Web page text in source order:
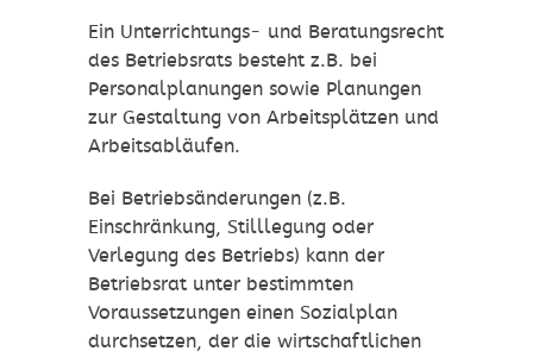
Ein Unterrichtungs- und Beratungsrecht
des Betriebsrats besteht z.B. bei
Personalplanungen sowie Planungen
zur Gestaltung von Arbeitsplätzen und
Arbeitsabläufen.
Bei Betriebsänderungen (z.B.
Einschränkung, Stilllegung oder
Verlegung des Betriebs) kann der
Betriebsrat unter bestimmten
Voraussetzungen einen Sozialplan
durchsetzen, der die wirtschaftlichen